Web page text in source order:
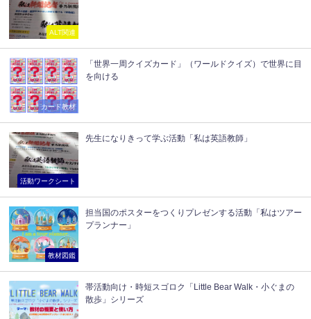
ALT関連
カード教材
「世界一周クイズカード」（ワールドクイズ）で世界に目
を向ける
活動ワークシート
先生になりきって学ぶ活動「私は英語教師」
教材図鑑
担当国のポスターをつくりプレゼンする活動「私はツアー
プランナー」
帯活動向け・時短スゴロク「Little Bear Walk・小ぐまの
散歩」シリーズ